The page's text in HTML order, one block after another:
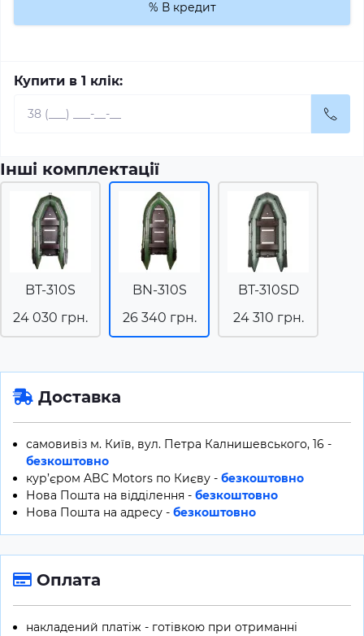
% В кредит
Купити в 1 клік:
Інші комплектації
BT-310S
24 030 грн.
BN-310S
26 340 грн.
BT-310SD
24 310 грн.
Доставка
самовивіз м. Київ, вул. Петра Калнишевського, 16 -
безкоштовно
кур’єром ABC Motors по Києву - безкоштовно
Нова Пошта на відділення - безкоштовно
Нова Пошта на адресу - безкоштовно
Оплата
накладений платіж - готівкою при отриманні